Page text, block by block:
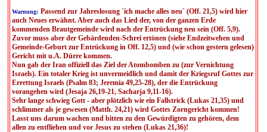
Warnung: Passend zur Jahreslosung `ich mache alles neu` (Off. 21,5) wird hier
auch Neues erwähnt. Aber auch das Lied der, von der ganzen Erde
kommenden Brautgemeinde wird nach der Entrückung neu sein (Off. 5,9).
Zuvor muss aber der Gebärdenden-Schrei ertönen (siehe Endzeitwehen und
Gemeinde-Geburt zur Entrückung in Off. 12,5) und (wie schon gestern gelesen)
Gericht mit u.A. Dürre kommen.
Nun gab der Iran offiziell das Ziel der Atombomben zu (zur Vernichtung
Israels). Ein totaler Krieg ist unvermeidlich und damit der Kriegsruf Gottes zur
Errettung Israels (Psalm 83; Jeremia 49,25-28), der die Entrückung
vorangehen wird (Jesaja 26,19-21, Sacharja 9,11-16).
Sehr lange schwieg Gott - aber plötzlich wie ein Fallstrick (Lukas 21,35) und
schlimmer als je gewesen (Matth. 24,21) wird Gottes Zorngericht kommen!
Lasst uns darum wachen und bitten zu den Gewürdigten zu gehören, dem
allen zu entfliehen und vor Jesus zu stehen (Lukas 21,36)!